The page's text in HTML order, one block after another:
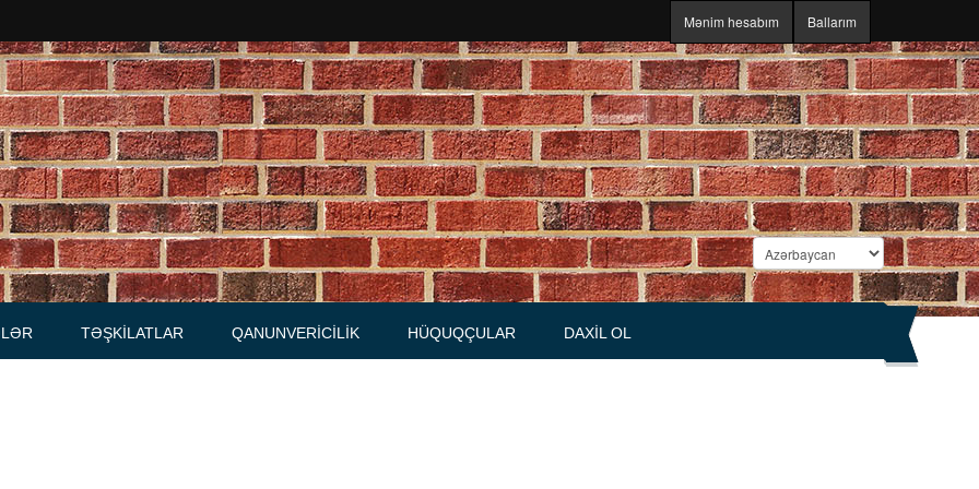
Mənim hesabım Ballarım
qaydalar
TƏŞKILATLAR
Məhkəmələr
Notariuslar
Prokurorluqlar
Vəkil qurumları
QANUNVERICILIK HÜQUQÇULAR DAXIL OL